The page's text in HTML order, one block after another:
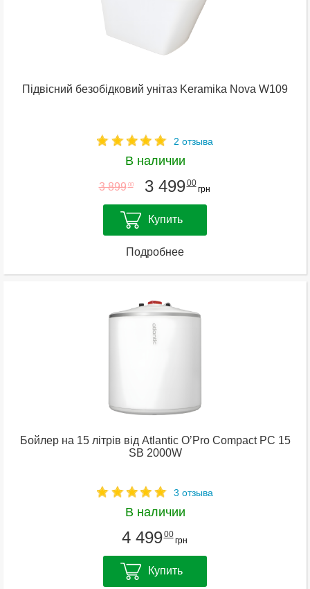
Підвісний безобідковий унітаз Keramika Nova W109
2 отзыва
В наличии
3 899 00 3 49900
грн
Купить
Подробнее
Бойлер на 15 літрів від Atlantic OʼPro Compact PC 15
SB 2000W
3 отзыва
В наличии
4 49900
грн
Купить